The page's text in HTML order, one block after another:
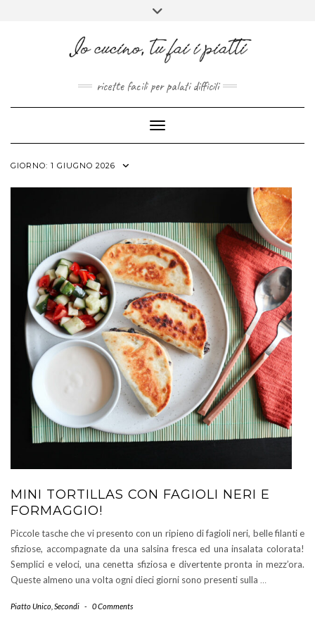
FACEBOOK
PINTEREST
INSTAGRAM
ricette facili per palati difficili
Toggle Navigation
GIORNO: 1 GIUGNO 2026
MINI TORTILLAS CON FAGIOLI NERI E
FORMAGGIO!
Piccole tasche che vi presento con un ripieno di fagioli neri, belle filanti e
sfiziose, accompagnate da una salsina fresca ed una insalata colorata!
Semplici e veloci, una cenetta sfiziosa e divertente pronta in mezz’ora.
Queste almeno una volta ogni dieci giorni sono presenti sulla …
Piatto Unico Secondi - 0 Comments